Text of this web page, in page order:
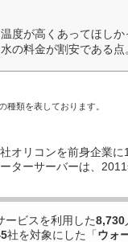
度が高くあってほし
の料金が割安である点
類を表しております。
オリコンを前身企業
ターサーバーは、
ービスを利用した8,730
社を対象にした「ウォ